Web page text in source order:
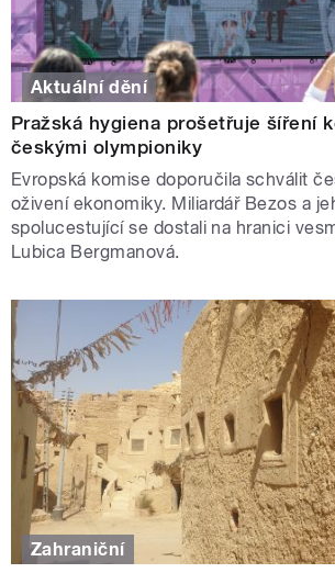
Aktuální dění
Pražská hygiena prošetřuje šíření
českými olympioniky
Evropská komise doporučila schválit
oživení ekonomiky. Miliardář Bezos a
spolucestující se dostali na hranici
Lubica Bergmanová.
Zahraniční